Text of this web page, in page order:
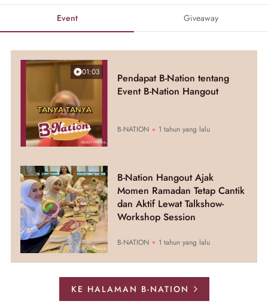
Event Giveaway
01:03
Pendapat B-Nation tentang
Event B-Nation Hangout
B-NATION 1 tahun yang lalu
B-Nation Hangout Ajak
Momen Ramadan Tetap Cantik
dan Aktif Lewat Talkshow-
Workshop Session
B-NATION 1 tahun yang lalu
KE HALAMAN B-NATION